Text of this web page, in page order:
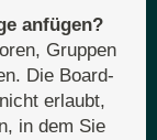
anfügen?
Gruppen
Die Board-
erlaubt,
in dem Sie